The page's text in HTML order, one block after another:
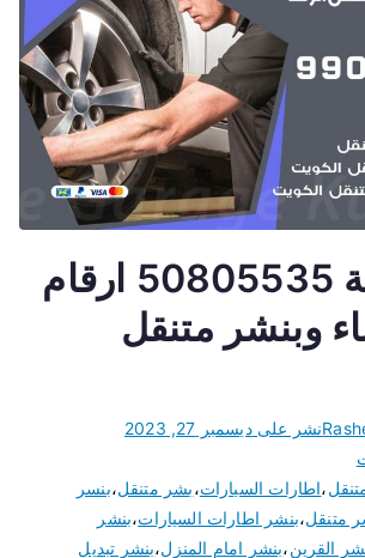
بنشر الرقة 50805535 ارقام
وبنشر متنقل
نشر علىديسمبر 27, 2023
،اطارات السيارات،بشر متنقل،بنسر
متنقل،بنشر اطارات السيارات،بنشر
القرين،بنشر امام المنزل،بنشر تبديل